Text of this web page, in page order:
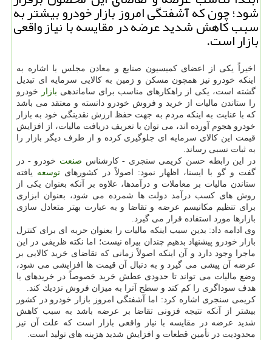
شود؛ چون كه آشفتگی امروز بازار خودرو بیشتر به
سبب كاهش شدید عرضه در مقایسه با نیاز واقعی
بازار است.
اخیراً یكی از اعضای كمیسیون صنایع و معادن مجلس با اشاره به
اینكه خودرو نیز همچون مسكن و زمین به كالایی سرمایه ای تبدیل
گشته است، یكی از راهكارهای مناسب برای ساماندهی بازار
خودرو
را ستاندن مالیات از خرید و فروش خودرو دانسته و معتقد می باشد
كه با عنایت به اینكه مردم به جهت حفظ ارزش نقدینگی خود به بازار
خودرو هجوم آورده اند، می توان با تعریف دریافت مالیات، از افزایش
قیمت این كالای سرمایه ای جلوگیری كرده و از طرف دیگر بازار را
به ثبات نسبی رساند.
در این رابطه حسن كریمی سنجری - كارشناس صنعت خودرو - در
گفت و گو با ایسنا، اظهار نمود: اصولاً در كشورهای توسعه یافته
ستاندن مالیات بر معاملات و درآمدها، علاوه بر آنكه بعنوان یكی از
روش های كسب درآمد دولت ها شمرده می شود، بعنوان ابزاری
برای تنظیم مكانیسم عرضه و تقاضا و به عبارت بهتر متعادل سازی
بازارها مورد استفاده قرار می گیرد.
وی ادامه داد: بدین سبب اینكه مالیات را بعنوان حربه ای برای كنترل
بازار خودرو پیشنهاد بدهیم چندان بیراه نیست؛ اما نكته ظریفی در این
ماجرا وجود دارد و آن اینكه اصولاً زمانی كه تقاضای خرید كالایی بر
عرضه آن پیشی می گیرد و به دنبال آن قیمت ها افزایشی می شود،
وضع مالیات می تواند تا حدودی عطش خرید خصوصاً در خریدهای با
هدف سوداگری را كم كند و سطح آنرا به میزان فروش نزدیك كند.
كریمی سنجری اشاره كرد: اما آشفتگی امروز بازار خودرو در كشور
بیشتر از آنكه نتیجه فزونی تقاضا بر عرضه باشد به سبب كاهش
شدید عرضه در مقایسه با نیاز واقعی بازار است كه علت آن نیز
محدودیت در تأمین قطعات و افزایش شدید هزینه های تولید است.